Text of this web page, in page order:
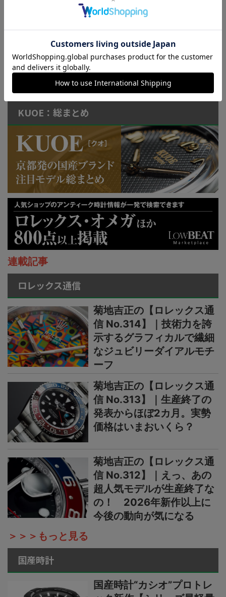
特許取得“耐衝撃”ウオッチなど
KUOE：総まとめ
連載記事
ロレックス通信
菊地吉正の【ロレックス通
信 No.314】｜技術力を誇
示するグラフィカルで繊細
なジュビリーダイアルモチ
ーフ
菊地吉正の【ロレックス通
信 No.313】｜生産終了の
発表からほぼ2カ月。実勢
価格はいまおいくら？
菊地吉正の【ロレックス通
信 No.312】｜えっ、あの
超人気モデルが生産終了な
の！ 2026年新作以上に
今後の動向が気になる
＞＞＞もっと見る
国産時計
国産時計“カシオ”プロトレ